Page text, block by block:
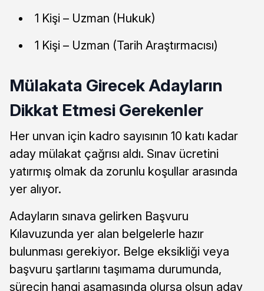
1 Kişi – Uzman (Hukuk)
1 Kişi – Uzman (Tarih Araştırmacısı)
Mülakata Girecek Adayların
Dikkat Etmesi Gerekenler
Her unvan için kadro sayısının 10 katı kadar
aday mülakat çağrısı aldı. Sınav ücretini
yatırmış olmak da zorunlu koşullar arasında
yer alıyor.
Adayların sınava gelirken Başvuru
Kılavuzunda yer alan belgelerle hazır
bulunması gerekiyor. Belge eksikliği veya
başvuru şartlarını taşımama durumunda,
sürecin hangi aşamasında olursa olsun aday